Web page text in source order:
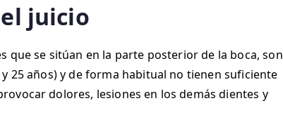
juicio
que se sitúan en la parte posterior de la boca, son
25 años) y de forma habitual no tienen suficiente
dolores, lesiones en los demás dientes y